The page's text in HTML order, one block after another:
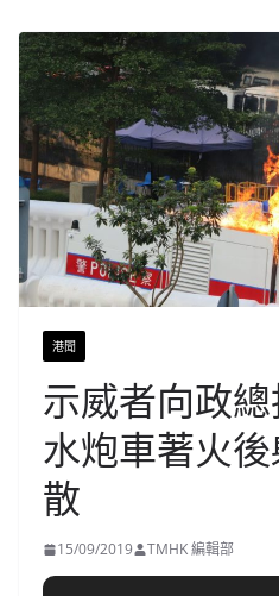
港聞
示威者向政
水炮車著火
散
15/09/2019 TMHK 編輯部